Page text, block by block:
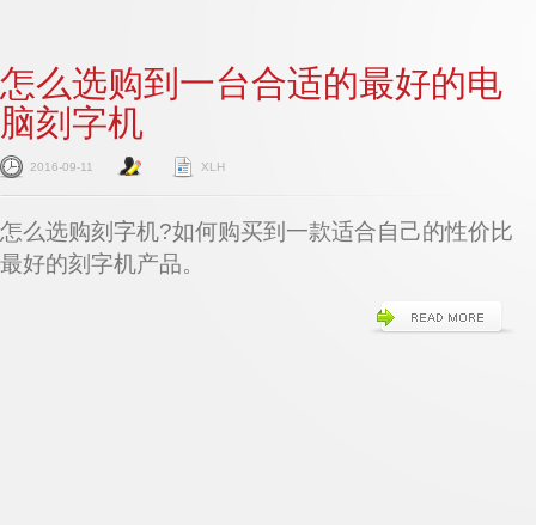
怎么选购到一台合适的最好的电
脑刻字机
2016-09-11 XLH
怎么选购刻字机?如何购买到一款适合自己的性价比
最好的刻字机产品。